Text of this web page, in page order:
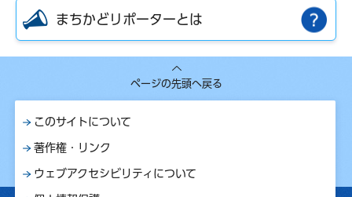
まちかどリポーターとは
ページの先頭へ戻る
このサイトについて
著作権・リンク
ウェブアクセシビリティについて